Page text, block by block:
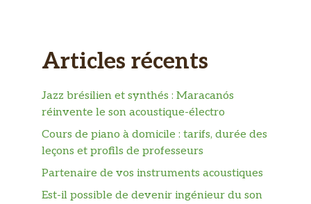
Articles récents
Jazz brésilien et synthés : Maracanós
réinvente le son acoustique-électro
Cours de piano à domicile : tarifs, durée des
leçons et profils de professeurs
Partenaire de vos instruments acoustiques
Est-il possible de devenir ingénieur du son